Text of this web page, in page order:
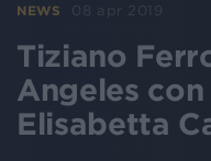
NEWS 08 apr 2019
Tiziano
Angeles con
Elisabetta